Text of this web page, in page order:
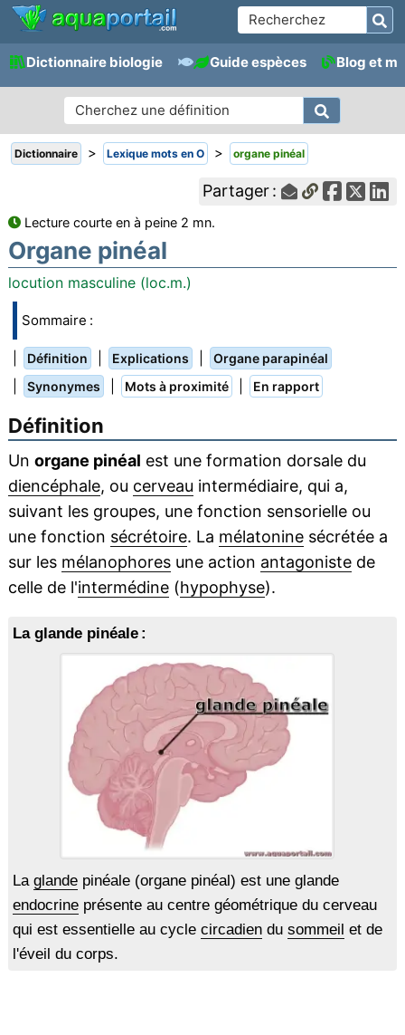
Dictionnaire biologie Guide espèces Blog et
Dictionnaire > Lexique mots en O > organe pinéal
Partager :
Lecture courte en à peine 2 mn.
Organe pinéal
locution masculine (loc.m.)
Sommaire :
Définition Explications Organe parapinéal
Synonymes Mots à proximité En rapport
Définition
Un organe pinéal est une formation dorsale du
diencéphale, ou cerveau intermédiaire, qui a,
suivant les groupes, une fonction sensorielle ou
une fonction sécrétoire. La mélatoninesécrétée a
sur les mélanophoresune action antagonistede
celle de l'intermédine(hypophyse).
La glande pinéale :
La glandepinéale (organe pinéal) est une glande
endocrineprésente au centre géométrique du cerveau
qui est essentielle au cycle circadiendu sommeil et de
l'éveil du corps.